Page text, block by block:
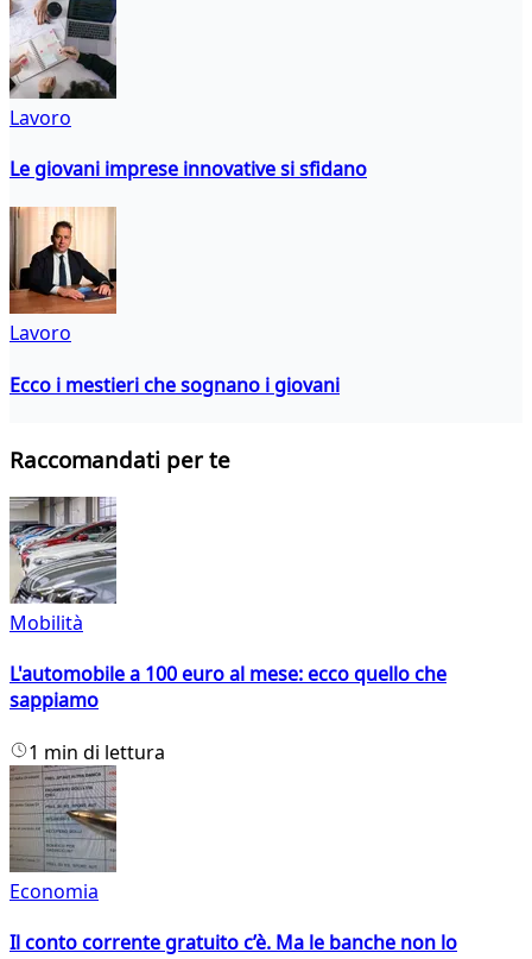
Lavoro
Le giovani imprese innovative si sfidano
Lavoro
Ecco i mestieri che sognano i giovani
Raccomandati per te
Mobilità
L'automobile a 100 euro al mese: ecco quello che
sappiamo
1 min di lettura
Economia
Il conto corrente gratuito c’è. Ma le banche non lo